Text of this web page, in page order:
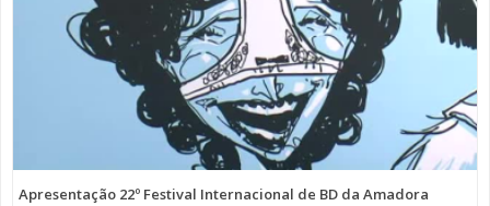
Apresentação 22º Festival Internacional de BD da Amadora